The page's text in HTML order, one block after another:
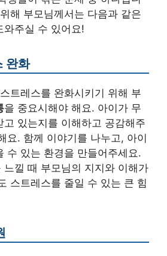
해 부모님께서는 다음과 같은
와주실 수 있어요!
완화
트레스를 완화시키기 위해 부
을 중요시해야 해요. 아이가 무
고 있는지를 이해하고 공감해주
요. 함께 이야기를 나누고, 아이
수 있는 환경을 만들어주세요.
느낄 때 부모님의 지지와 이해가
스트레스를 줄일 수 있는 큰 힘